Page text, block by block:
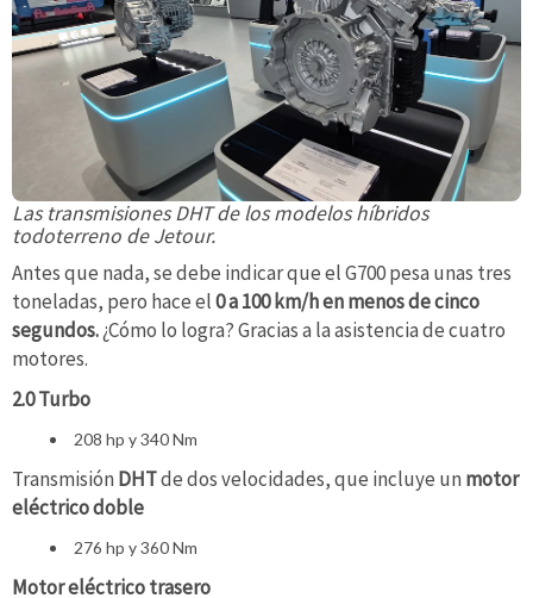
Las transmisiones DHT de los modelos híbridos
todoterreno de Jetour.
Antes que nada, se debe indicar que el G700 pesa unas tres
toneladas, pero hace el0 a 100 km/h en menos de cinco
segundos.¿Cómo lo logra? Gracias a la asistencia de cuatro
motores.
2.0 Turbo
208 hp y 340 Nm
Transmisión DHTde dos velocidades, que incluye un motor
eléctrico doble
276 hp y 360 Nm
Motor eléctrico trasero